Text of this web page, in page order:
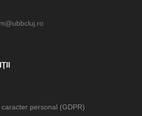
personal (GDPR)